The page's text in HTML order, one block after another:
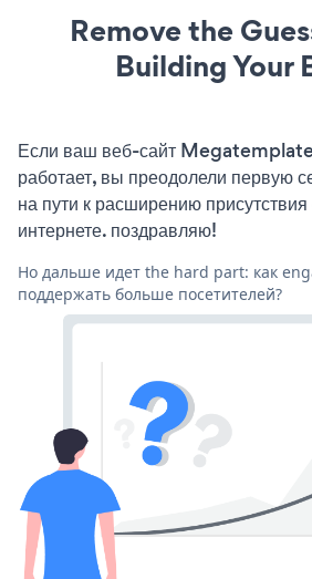
Remove the
Building Your
Если ваш веб-сайт
работает, вы преодолели первую
на пути к расширению присутствия
интернете. поздравляю!
Но дальше идет the hard part: как
поддержать больше посетителей?